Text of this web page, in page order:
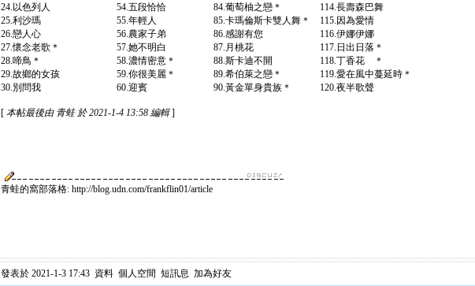
24.以色列人 54.五段恰恰 84.葡萄柚之戀＊ 114.長壽森巴舞
25.利沙瑪 55.年輕人 85.卡瑪倫斯卡雙人舞＊ 115.因為愛情
26.戀人心 56.農家子弟 86.感謝有您 116.伊娜伊娜
27.懷念老歌＊ 57.她不明白 87.月桃花 117.日出日落＊
28.啼鳥＊ 58.濃情密意＊ 88.斯卡迪不開 118.丁香花 ＊
29.故鄉的女孩 59.你很美麗＊ 89.希伯萊之戀＊ 119.愛在風中蔓延時＊
30.別問我 60.迎賓 90.黃金單身貴族＊ 120.夜半歌聲
[ 本帖最後由 青蛙 於 2021-1-4 13:58 編輯]
青蛙的窩部落格: http://blog.udn.com/frankflin01/article
發表於 2021-1-3 17:43 資料 個人空間 短訊息 加為好友